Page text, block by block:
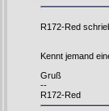
R172-Red
Kennt jemand
Gruß
--
R172-Red